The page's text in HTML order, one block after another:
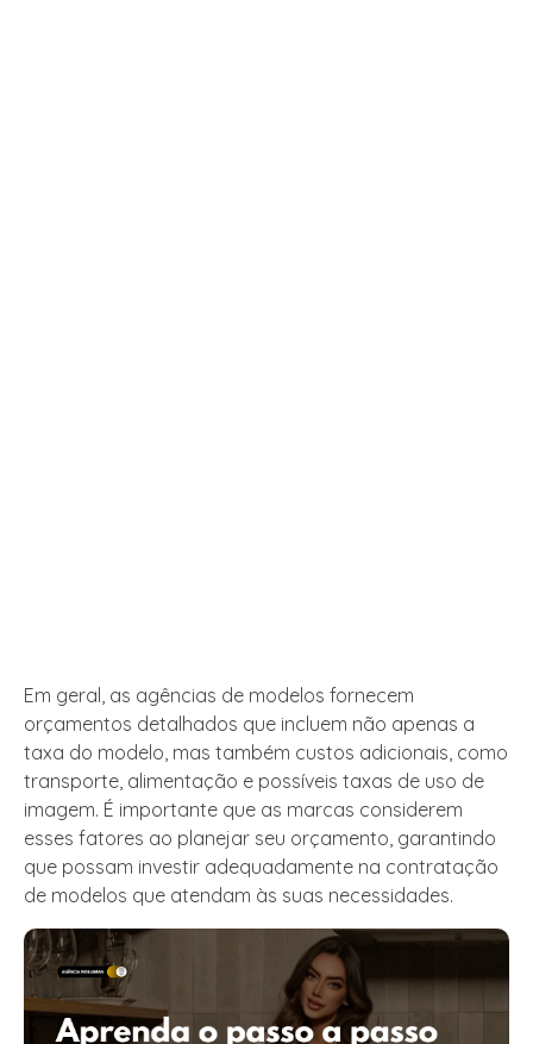
Em geral, as agências de modelos fornecem
orçamentos detalhados que incluem não apenas a
taxa do modelo, mas também custos adicionais, como
transporte, alimentação e possíveis taxas de uso de
imagem. É importante que as marcas considerem
esses fatores ao planejar seu orçamento, garantindo
que possam investir adequadamente na contratação
de modelos que atendam às suas necessidades.